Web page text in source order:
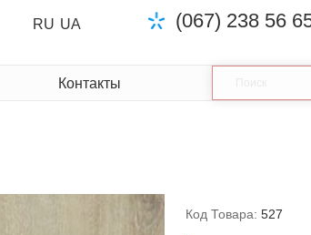
RU UA (067) 238 56
Контакты
Код Товара: 527